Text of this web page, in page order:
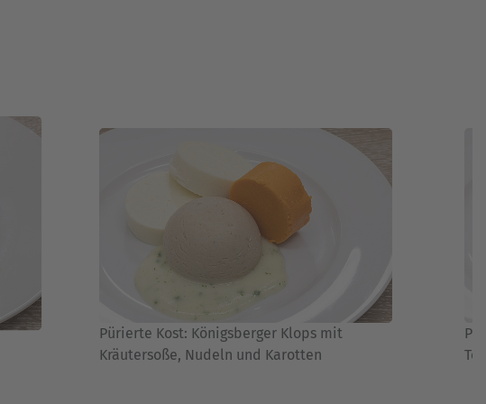
Pürierte Kost: Königsberger Klops mit
Kräutersoße, Nudeln und Karotten